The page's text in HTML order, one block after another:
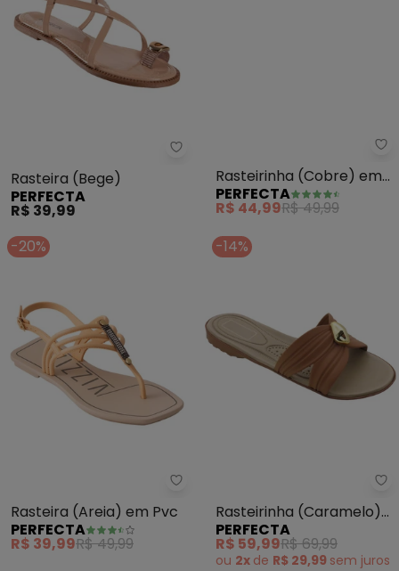
Perfecta - Rasteira (Bege)
Rasteira (Bege)
PERFECTA
R$ 39,99
Rasteirinha (Cobre) em
Sintético Metalizado
PERFECTA
R$ 44,99R$ 49,99
-20%
Perfecta - Rasteira (Areia) em
Rasteira (Areia) em Pvc
PERFECTA
R$ 39,99R$ 49,99
-14%
Rasteirinha (Caramelo)
com Palmilha Confort
PERFECTA
R$ 59,99R$ 69,99
ou 2x de R$ 29,99 sem juros